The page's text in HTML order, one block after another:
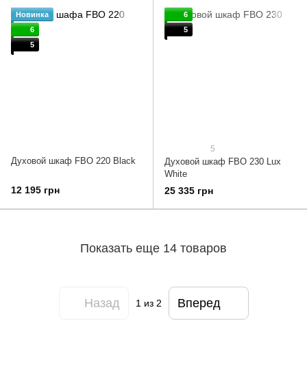
Новинка
6
5
Духовой шкаф FBO 220 Black
12 195 грн
6
5
5
Духовой шкаф FBO 230 Lux
White
25 335 грн
Показать еще 14 товаров
Назад 1из 2 Вперед